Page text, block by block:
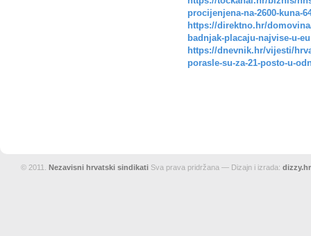
procijenjena-na-2600-kuna-
https://direktno.hr/
badnjak-placaju-najvise-u-
https://dnevnik.hr/vijesti/
porasle-su-za-21-posto-u-
© 2011. Nezavisni hrvatski sindikati Sva prava pridržana — Dizajn i izrada: dizzy.hr